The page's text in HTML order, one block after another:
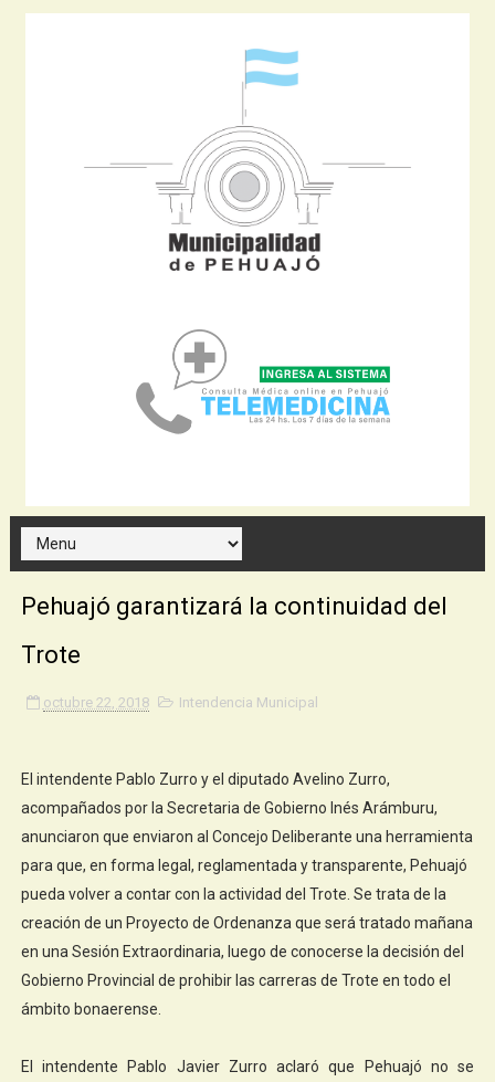
Pehuajó garantizará la continuidad del
Trote
octubre 22, 2018 Intendencia Municipal
El intendente Pablo Zurro y el diputado Avelino Zurro,
acompañados por la Secretaria de Gobierno Inés Arámburu,
anunciaron que enviaron al Concejo Deliberante una herramienta
para que, en forma legal, reglamentada y transparente, Pehuajó
pueda volver a contar con la actividad del Trote. Se trata de la
creación de un Proyecto de Ordenanza que será tratado mañana
en una Sesión Extraordinaria, luego de conocerse la decisión del
Gobierno Provincial de prohibir las carreras de Trote en todo el
ámbito bonaerense.
El intendente Pablo Javier Zurro aclaró que Pehuajó no se